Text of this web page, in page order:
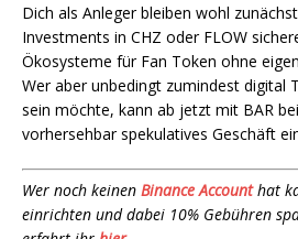
Dich als Anleger bleiben wohl
Investments in CHZ oder FLOW
Ökosysteme für Fan Token ohne
Wer aber unbedingt zumindest digital
sein möchte, kann ab jetzt mit BAR
vorhersehbar spekulatives Geschäft
Wer noch keinen Binance Accounthat
einrichten und dabei 10% Gebühren